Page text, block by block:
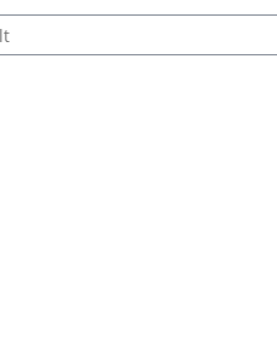
und Kommentaren